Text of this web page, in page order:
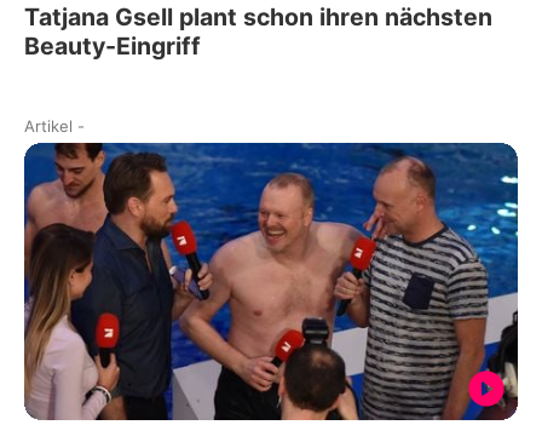
Tatjana Gsell plant schon ihren nächsten
Beauty-Eingriff
Artikel -